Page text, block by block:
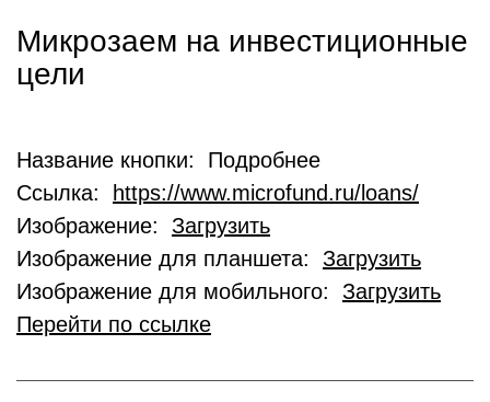
Микрозаем на инвестиционные
цели
Название кнопки: Подробнее
Ссылка:
https://www.microfund.ru/loans/
Изображение: Загрузить
Изображение для планшета: Загрузить
Изображение для мобильного: Загрузить
Перейти по ссылке